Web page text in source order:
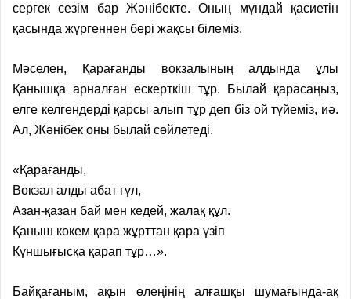
сергек сезім бар Жәнібекте. Оның мұндай қасиетін
қасында жүргеннен бері жақсы білеміз.
Мәселен, Қарағанды вокзалының алдында ұлы
Қанышқа арналған ескерткіш тұр. Былай қарасаңыз,
елге келгендерді қарсы алып тұр деп біз ой түйеміз, иә.
Ал, Жәнібек оны былай сөйлетеді.
«Қарағанды,
Вокзал алды абат гүл,
Азан-қазан бай мен кедей, жалақ құл.
Қаныш көкем қара жұрттан қара үзіп
Күншығысқа қарап тұр…».
Байқағаным, ақын өлеңінің алғашқы шумағында-ақ